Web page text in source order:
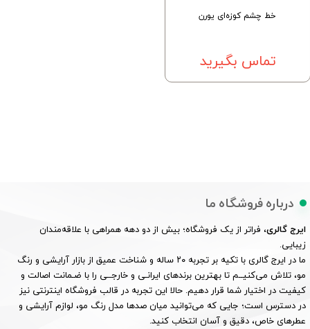
خط چشم کوزه‌ای یورن
تماس بگیرید
درباره فروشگاه ما
ایرج گالری، فراتر از یک فروشگاه؛ بیش از دو دهه همراهی با علاقه‌مندان
زیبایی.
ما در ایرج گالری با تکیه بر تجربه ۲۰ ساله و شناخت عمیق از بازار آرایشی و رنگ
مو، تلاش می‌کنیــم تا بهترین برندهای ایرانـی و خارجــی را با ضـمانت اصالت و
کیفیت در اختیار شما قرار دهیم. حالا این تجربه در قالب فروشگاه اینترنتی نیز
در دسترس است؛ جایی که می‌توانید میان صدها مدل رنگ مو، لوازم آرایشی و
عطرهای خاص، دقیق و آسان انتخاب کنید.